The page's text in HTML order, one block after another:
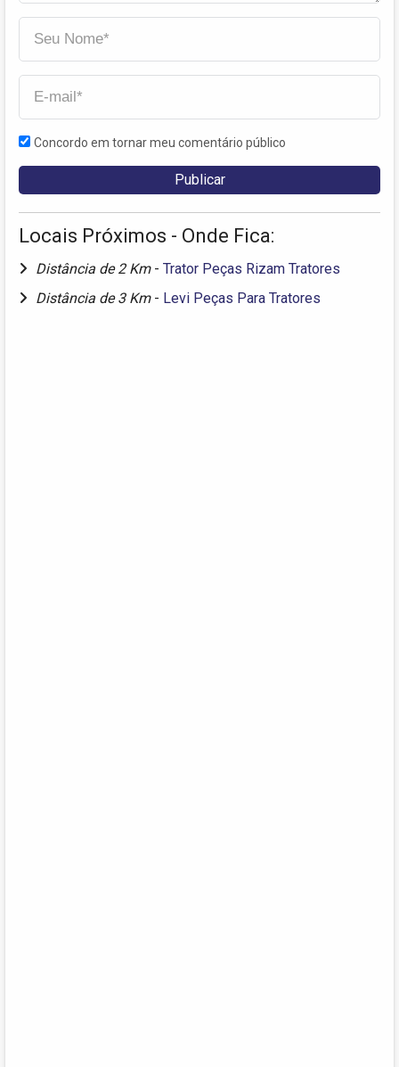
Concordo em tornar meu comentário público
Locais Próximos - Onde Fica:
Distância de 2 Km - Trator Peças Rizam Tratores
Distância de 3 Km - Levi Peças Para Tratores